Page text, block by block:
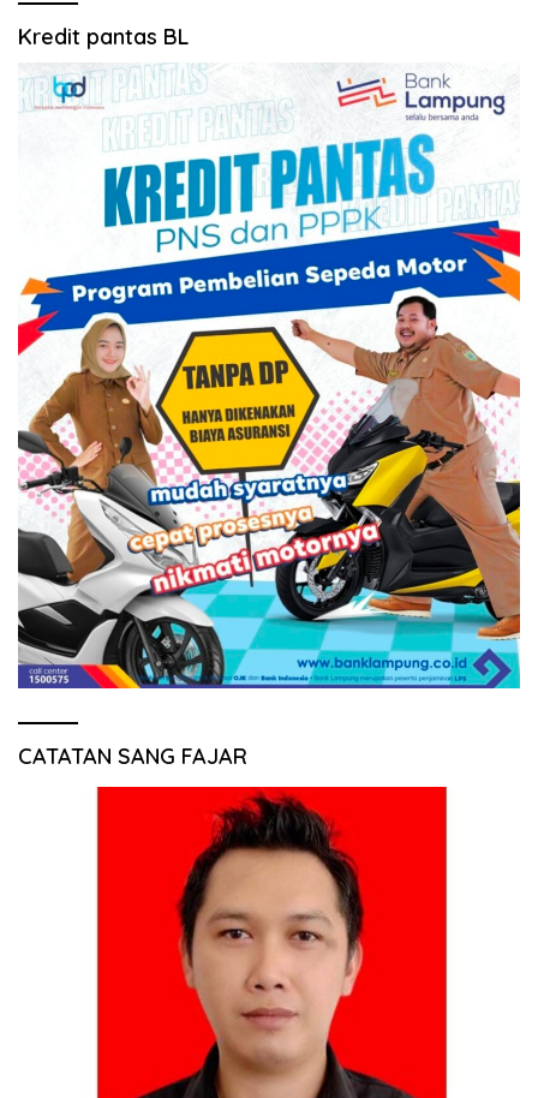
Kredit pantas BL
CATATAN SANG FAJAR